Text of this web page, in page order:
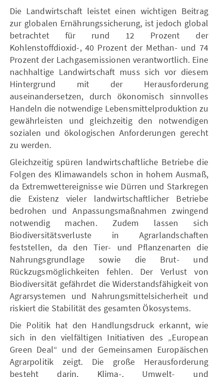
Die Landwirtschaft leistet einen wichtigen Beitrag
zur globalen Ernährungssicherung, ist jedoch global
betrachtet für rund 12 Prozent der
Kohlenstoffdioxid-, 40 Prozent der Methan- und 74
Prozent der Lachgasemissionen verantwortlich. Eine
nachhaltige Landwirtschaft muss sich vor diesem
Hintergrund mit der Herausforderung
auseinandersetzen, durch ökonomisch sinnvolles
Handeln die notwendige Lebensmittelproduktion zu
gewährleisten und gleichzeitig den notwendigen
sozialen und ökologischen Anforderungen gerecht
zu werden.
Gleichzeitig spüren landwirtschaftliche Betriebe die
Folgen des Klimawandels schon in hohem Ausmaß,
da Extremwettereignisse wie Dürren und Starkregen
die Existenz vieler landwirtschaftlicher Betriebe
bedrohen und Anpassungsmaßnahmen zwingend
notwendig machen. Zudem lassen sich
Biodiversitätsverluste in Agrarlandschaften
feststellen, da den Tier- und Pflanzenarten die
Nahrungsgrundlage sowie die Brut- und
Rückzugsmöglichkeiten fehlen. Der Verlust von
Biodiversität gefährdet die Widerstandsfähigkeit von
Agrarsystemen und Nahrungsmittelsicherheit und
riskiert die Stabilität des gesamten Ökosystems.
Die Politik hat den Handlungsdruck erkannt, wie
sich in den vielfältigen Initiativen des „European
Green Deal“ und der Gemeinsamen Europäischen
Agrarpolitik zeigt. Die große Herausforderung
besteht darin, Klima-, Umwelt- und